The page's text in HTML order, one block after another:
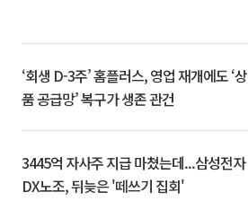
‘회생 D-3주’ 홈플러스, 영업 재개에도 ‘상
품 공급망’ 복구가 생존 관건
3445억 자사주 지급 마쳤는데...삼성전자
DX노조, 뒤늦은 '떼쓰기 집회'